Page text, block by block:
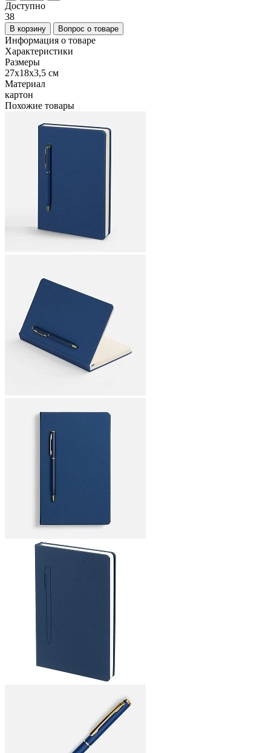
Доступно
38
В корзину Вопрос о товаре
Информация о товаре
Характеристики
Размеры
27х18х3,5 см
Материал
картон
Похожие товары